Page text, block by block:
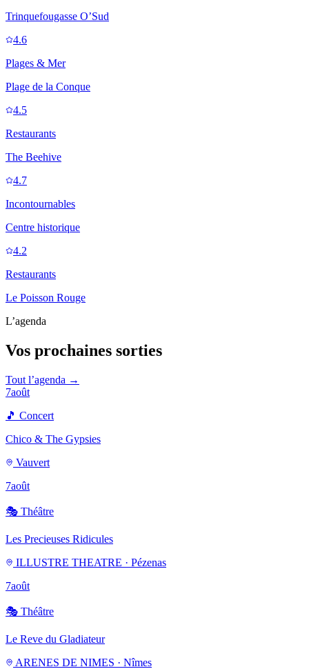
Trinquefougasse O’Sud
4.6
Plages & Mer
Plage de la Conque
4.5
Restaurants
The Beehive
4.7
Incontournables
Centre historique
4.2
Restaurants
Le Poisson Rouge
L’agenda
Vos prochaines sorties
Tout l’agenda →
7août
🎵 Concert
Chico & The Gypsies
Vauvert
7août
🎭 Théâtre
Les Precieuses Ridicules
ILLUSTRE THEATRE · Pézenas
7août
🎭 Théâtre
Le Reve du Gladiateur
ARENES DE NIMES · Nîmes